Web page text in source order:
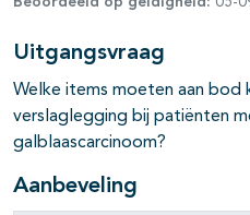
Uitgangsvraag
Welke items moeten aan bod
verslaglegging bij patiënten
galblaascarcinoom?
Aanbeveling